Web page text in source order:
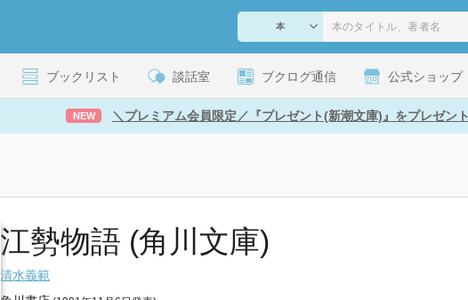
ブックリスト 談話室 ブクログ通信 公式ショップ
NEW ＼プレミアム会員限定／『プレゼント(新潮文庫)』をプレゼント
江勢物語 (角川文庫)
清水義範